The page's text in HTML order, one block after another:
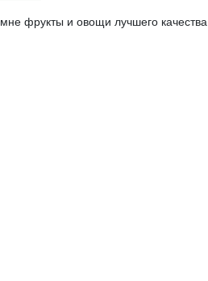
фрукты и овощи лучшего качества